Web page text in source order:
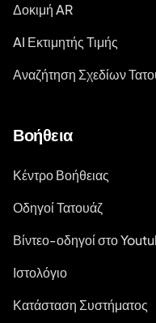
Δοκιμή AR
AI Εκτιμητής Τιμής
Αναζήτηση Σχεδίων
Βοήθεια
Κέντρο Βοήθειας
Οδηγοί Τατουάζ
Βίντεο-οδηγοί στο
Ιστολόγιο
Κατάσταση Συστήματος